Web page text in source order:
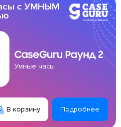
с УМНЫМ
CaseGuru Раунд 2
Умные часы
В корзину Подробнее